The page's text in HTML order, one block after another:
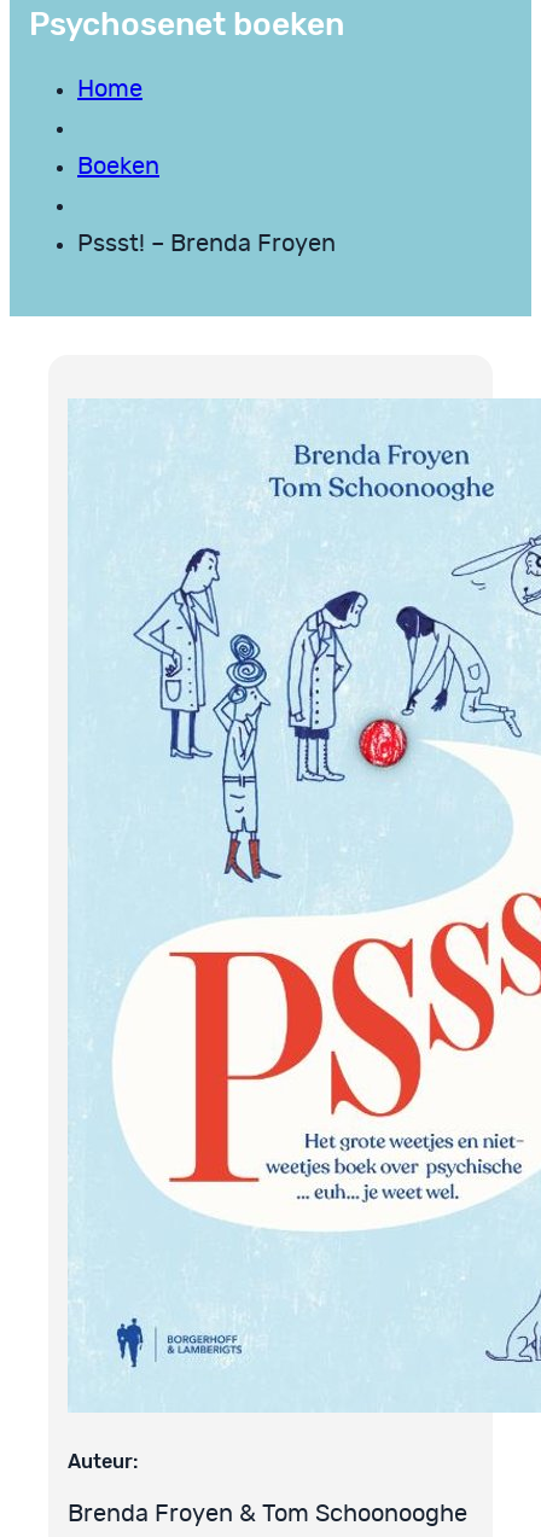
Psychosenet boeken
Home
Boeken
Pssst! – Brenda Froyen
Auteur:
Brenda Froyen & Tom Schoonooghe